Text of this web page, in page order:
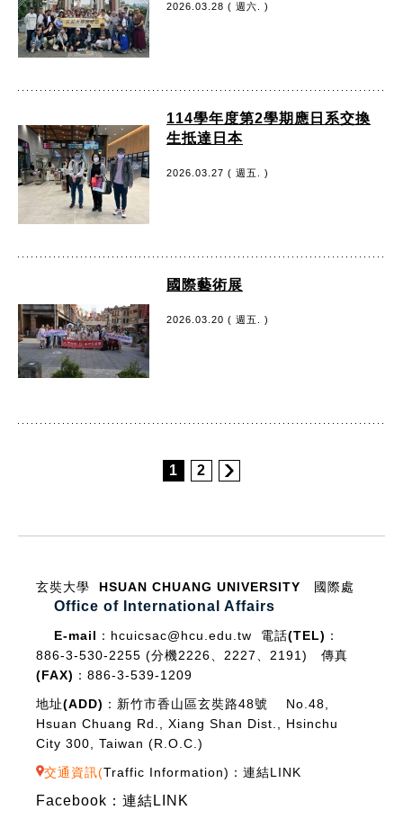
2026.03.28 ( 週六. )
114學年度第2學期應日系交換
生抵達日本
2026.03.27 ( 週五. )
國際藝術展
2026.03.20 ( 週五. )
1 2
玄奘大學 HSUAN CHUANG UNIVERSITY 國際處
Office of International Affairs
E-mail： hcuicsac@hcu.edu.tw 電話(TEL)：
886-3-530-2255 (分機2226、2227、2191) 傳真
(FAX)： 886-3-539-1209
地址(ADD)： 新竹市香山區玄奘路48號 No.48,
Hsuan Chuang Rd., Xiang Shan Dist., Hsinchu
City 300, Taiwan (R.O.C.)
交通資訊(Traffic Information)： 連結LINK
Facebook： 連結LINK